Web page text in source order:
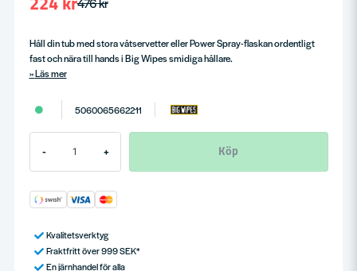
Håll din tub med stora våtservetter eller Power Spray-flaskan ordentligt
fast och nära till hands i Big Wipes smidiga hållare.
Läs mer
5060065662211
- + Köp
Kvalitetsverktyg
Fraktfritt över 999 SEK*
En järnhandel för alla